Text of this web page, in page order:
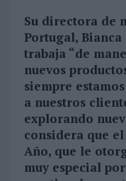
Su directora de
Portugal, Bianca
trabaja “de
nuevos
siempre
a nuestros
explorando
considera que
Año, que le
muy especial